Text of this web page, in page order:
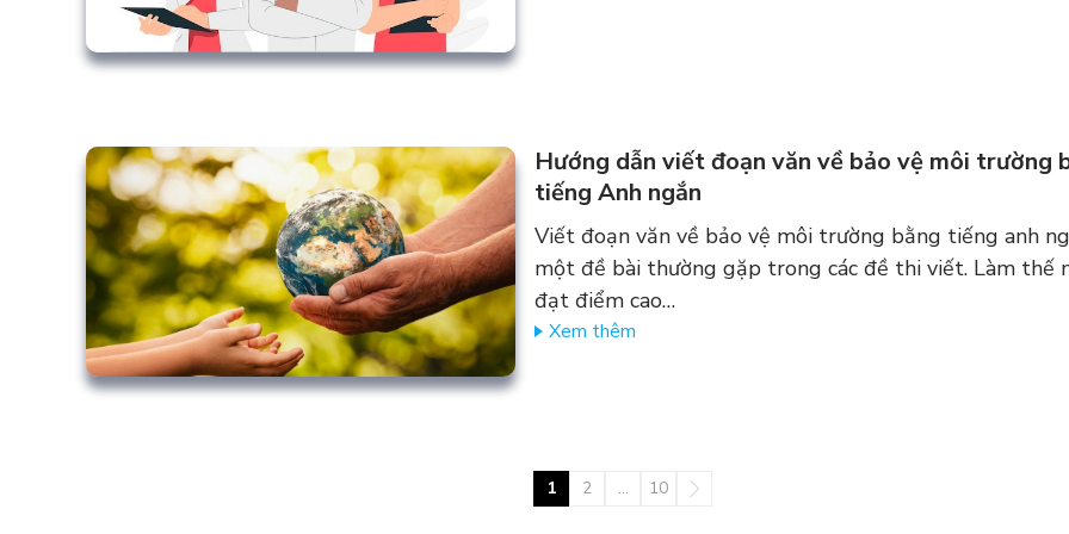
Hướng dẫn viết đoạn văn về bảo vệ môi trường
tiếng Anh ngắn
Viết đoạn văn về bảo vệ môi trường bằng tiếng anh
một đề bài thường gặp trong các đề thi viết. Làm thế
đạt điểm cao…
Xem thêm
1 2 … 10